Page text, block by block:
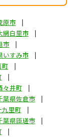
原市
網白里市
市
いすみ市
町
々井町
葉県佐倉市
里町
葉県匝瑳市